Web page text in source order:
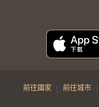
前往國家 | 前往城市 |